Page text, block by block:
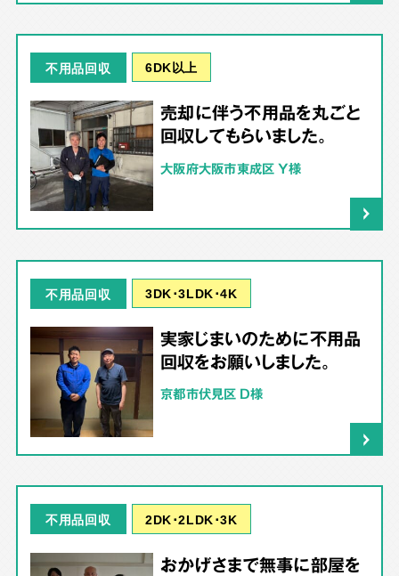
不用品回収 6DK以上
売却に伴う不用品を丸ごと
回収してもらいました。
大阪府大阪市東成区 Y様
不用品回収 3DK･3LDK･4K
実家じまいのために不用品
回収をお願いしました。
京都市伏見区 D様
不用品回収 2DK･2LDK･3K
おかげさまで無事に部屋を